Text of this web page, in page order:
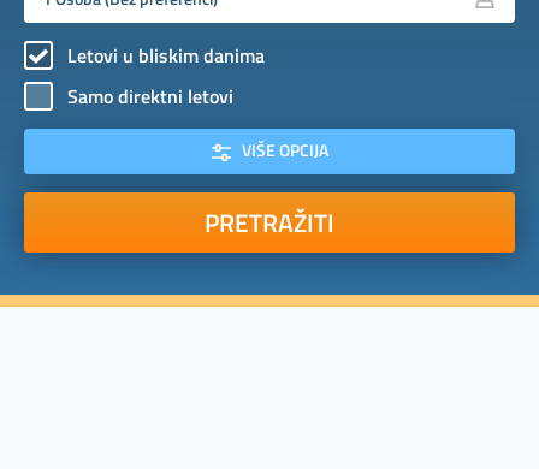
Letovi u bliskim danima
Samo direktni letovi
VIŠE OPCIJA
PRETRAŽITI